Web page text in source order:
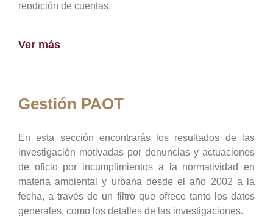
rendición de cuentas.
Ver más
Gestión PAOT
En esta sección encontrarás los resultados de las
investigación motivadas por denuncias y actuaciones
de oficio por incumplimientos a la normatividad en
materia ambiental y urbana desde el año 2002 a la
fecha, a través de un filtro que ofrece tanto los datos
generales, como los detalles de las investigaciones.